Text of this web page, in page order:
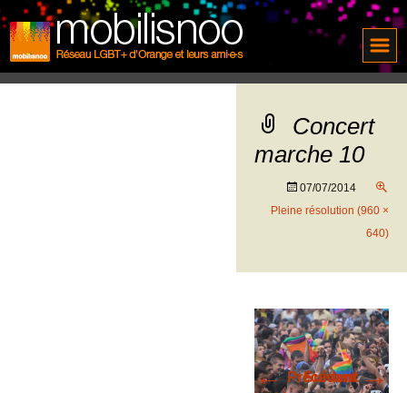
Concert
marche 10
07/07/2014
Pleine résolution (960 ×
640)
←Précédent
Suivant→